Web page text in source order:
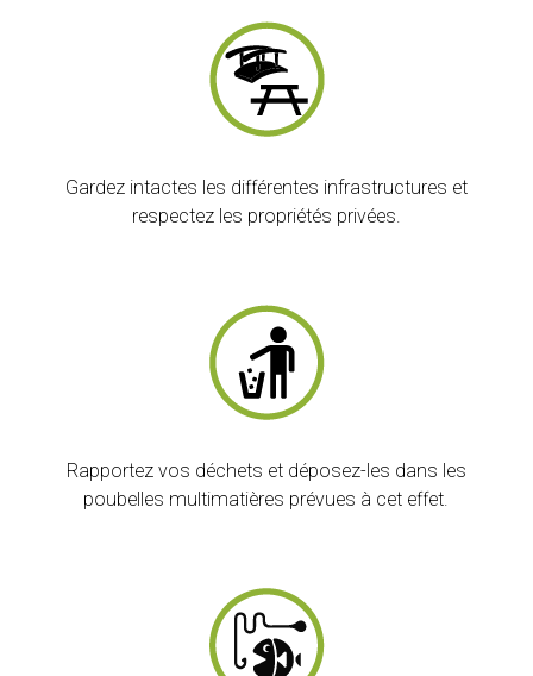
Gardez intactes les différentes infrastructures et
respectez les propriétés privées.
Rapportez vos déchets et déposez-les dans les
poubelles multimatières prévues à cet effet.